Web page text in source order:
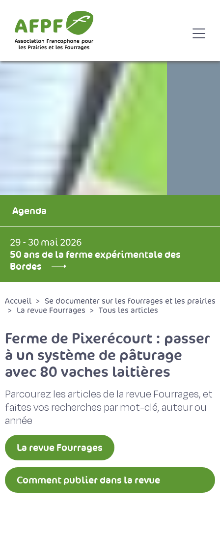
Agenda
29 - 30 mai 2026
50 ans de la ferme expérimentale des
Bordes
Accueil
Se documenter sur les fourrages et les prairies
La revue Fourrages
Tous les articles
Ferme de Pixerécourt : passer
à un système de pâturage
avec 80 vaches laitières
Parcourez les articles de la revue Fourrages, et
faites vos recherches par mot-clé, auteur ou
année
La revue Fourrages
Comment publier dans la revue